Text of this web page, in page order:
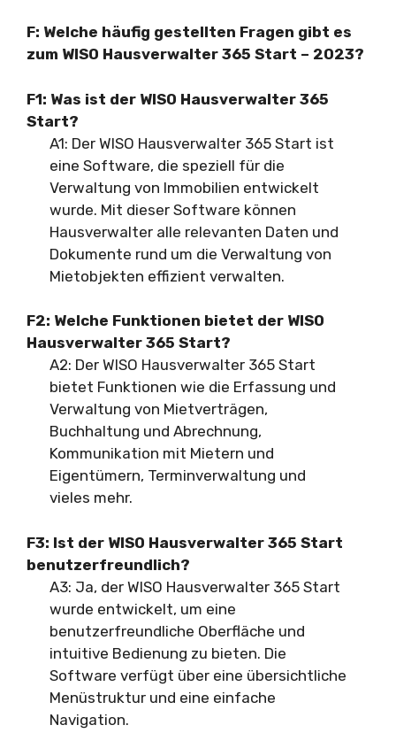
F: Welche häufig gestellten Fragen gibt es
zum WISO Hausverwalter 365 Start – 2023?
F1: Was ist der WISO Hausverwalter 365
Start?
A1: Der WISO Hausverwalter 365 Start ist
eine Software, die speziell für die
Verwaltung von Immobilien entwickelt
wurde. Mit dieser Software können
Hausverwalter alle relevanten Daten und
Dokumente rund um die Verwaltung von
Mietobjekten effizient verwalten.
F2: Welche Funktionen bietet der WISO
Hausverwalter 365 Start?
A2: Der WISO Hausverwalter 365 Start
bietet Funktionen wie die Erfassung und
Verwaltung von Mietverträgen,
Buchhaltung und Abrechnung,
Kommunikation mit Mietern und
Eigentümern, Terminverwaltung und
vieles mehr.
F3: Ist der WISO Hausverwalter 365 Start
benutzerfreundlich?
A3: Ja, der WISO Hausverwalter 365 Start
wurde entwickelt, um eine
benutzerfreundliche Oberfläche und
intuitive Bedienung zu bieten. Die
Software verfügt über eine übersichtliche
Menüstruktur und eine einfache
Navigation.